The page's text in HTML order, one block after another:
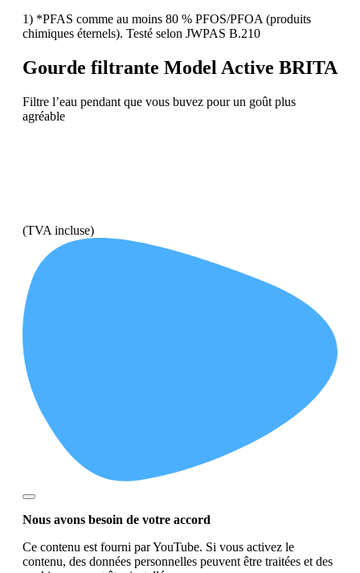
1) *PFAS comme au moins 80 % PFOS/PFOA (produits
chimiques éternels). Testé selon JWPAS B.210
Gourde filtrante Model Active BRITA
Filtre l’eau pendant que vous buvez pour un goût plus
agréable
(TVA incluse)
Nous avons besoin de votre accord
Ce contenu est fourni par YouTube. Si vous activez le
contenu, des données personnelles peuvent être traitées et des